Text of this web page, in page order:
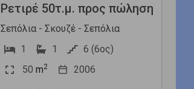
Ρετιρέ 50τ.μ. προς πώληση
Σεπόλια - Σκουζέ - Σεπόλια
1
1
6 (6ος)
50 m2 2006